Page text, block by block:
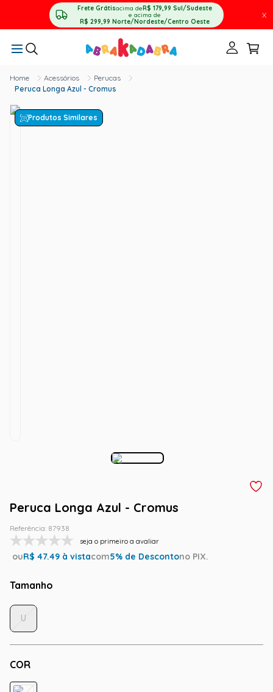
Frete Grátisacima deR$ 179,99 Sul/Sudeste
e acima de
R$ 299,99 Norte/Nordeste/Centro Oeste
X
Acessórios
Perucas
Peruca Longa Azul - Cromus
Produtos Similares
Peruca Longa Azul - Cromus
Referência: 87938
seja o primeiro a avaliar
ouR$ 47.49 à vistacom5% de Descontono PIX.
Tamanho
COR
U